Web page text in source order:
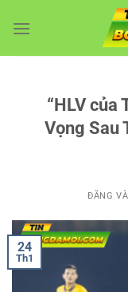
qua
“HLV của
Vọng Sau
ĐĂNG
24
Th1